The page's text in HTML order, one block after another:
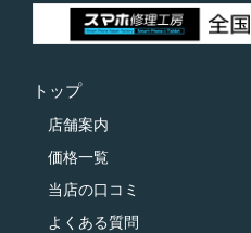
トップ
店舗案内
価格一覧
当店の口コミ
よくある質問